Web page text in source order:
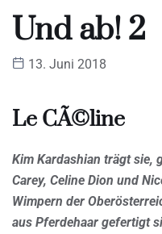
Und ab! 2
13. Juni 2018
Le CÃ©line
Kim Kardashian trägt sie,
Carey, Celine Dion und
Wimpern der
aus Pferdehaar gefertigt